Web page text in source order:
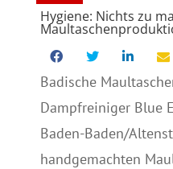
Hygiene: Nichts zu
Badische
Dampfreiniger Blue
Baden-Baden/
handgemachten